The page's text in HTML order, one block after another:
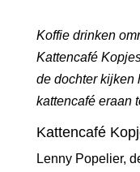
Koffie drinken
Kattencafé
de dochter kijken
kattencafé eraan
Kattencafé
Lenny Popelier,